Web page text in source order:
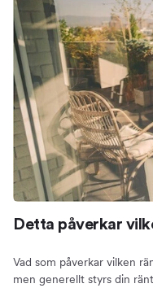
Detta påverkar
Vad som påverkar vilken
men generellt styrs din